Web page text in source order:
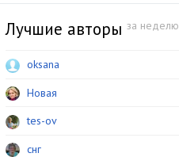
Лучшие авторы за неделю
oksana
Новая
tes-ov
снг